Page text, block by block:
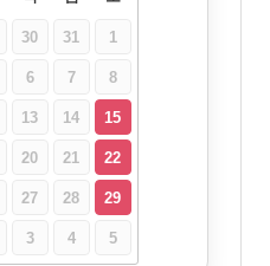
30 31 1
6 7 8
13 14 15
20 21 22
27 28 29
3 4 5